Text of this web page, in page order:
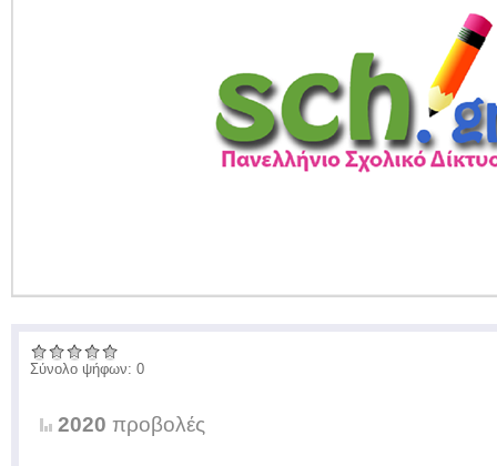
Σύνολο ψήφων: 0
2020 προβολές